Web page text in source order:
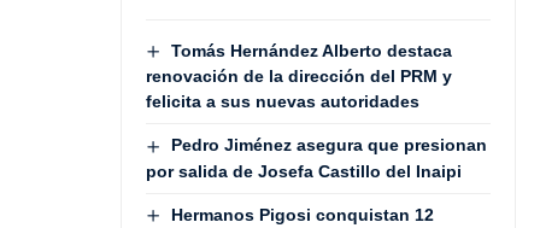
Tomás Hernández Alberto destaca
renovación de la dirección del PRM y
felicita a sus nuevas autoridades
Pedro Jiménez asegura que presionan
por salida de Josefa Castillo del Inaipi
Hermanos Pigosi conquistan 12